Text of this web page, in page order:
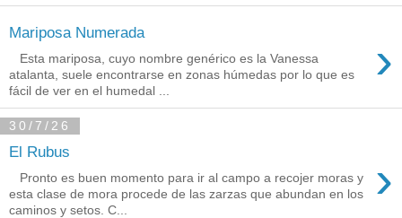
Mariposa Numerada ›
Esta mariposa, cuyo nombre genérico es la Vanessa
atalanta, suele encontrarse en zonas húmedas por lo que es
fácil de ver en el humedal ...
30/7/26
El Rubus ›
Pronto es buen momento para ir al campo a recojer moras y
esta clase de mora procede de las zarzas que abundan en los
caminos y setos. C...